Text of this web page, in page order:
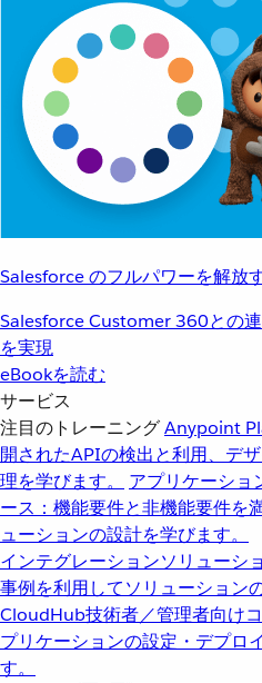
Salesforce のフルパワーを解放
Salesforce Customer 360との
を実現
eBookを読む
サービス
注目のトレーニングAnypoint
開されたAPIの検出と利用、デ
理を学びます。
アプリケーショ
ース：機能要件と非機能要件を
ューションの設計を学びます。
インテグレーションソリューシ
事例を利用してソリューション
CloudHub技術者／管理者向け
プリケーションの設定・デプロ
す。